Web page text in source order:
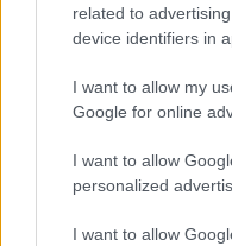
related to
device identifiers in
I want to allow my
Google for online
I want to allow
personalized
I want to allow
In altre parole, tetti
frenano l’evasione
comunque, al
laddove si sarebbe
linea dura a 1.000